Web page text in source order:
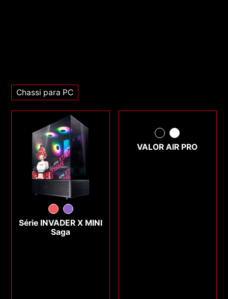
Chassi para PC
Série INVADER X MINI
Saga
VALOR AIR PRO